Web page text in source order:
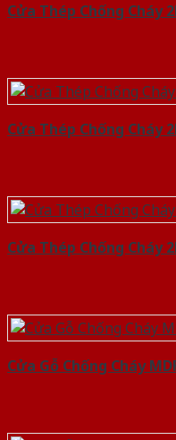
Cửa Thép Chống Cháy
Cửa Thép Chống Cháy
Cửa Thép Chống Cháy
Cửa Gỗ Chống Cháy